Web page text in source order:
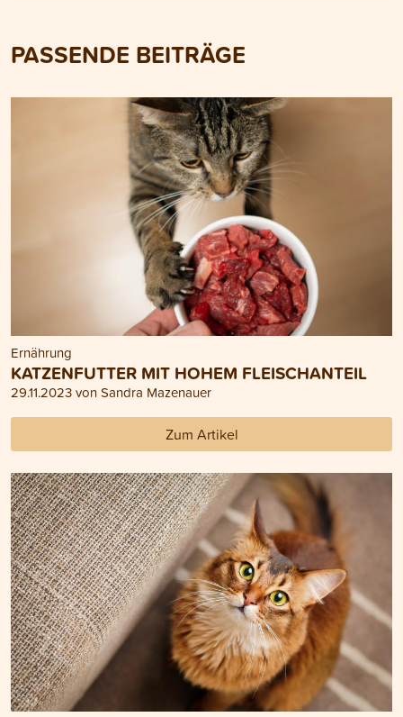
PASSENDE BEITRÄGE
Ernährung
KATZENFUTTER MIT HOHEM FLEISCHANTEIL
29.11.2023 von Sandra Mazenauer
Zum Artikel